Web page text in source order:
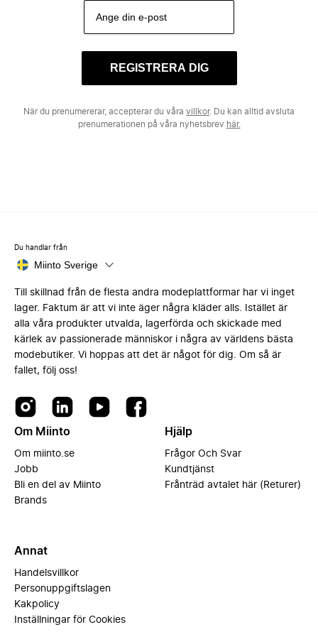
REGISTRERA DIG
När du prenumererar, accepterar du våra villkor. Du kan alltid avsluta
prenumerationen på våra nyhetsbrev här.
Du handlar från
Miinto Sverige
Till skillnad från de flesta andra modeplattformar har vi inget
lager. Faktum är att vi inte äger några kläder alls. Istället är
alla våra produkter utvalda, lagerförda och skickade med
kärlek av passionerade människor i några av världens bästa
modebutiker. Vi hoppas att det är något för dig. Om så är
fallet, följ oss!
Om Miinto
Om miinto.se
Jobb
Bli en del av Miinto
Brands
Hjälp
Frågor Och Svar
Kundtjänst
Frånträd avtalet här (Returer)
Annat
Handelsvillkor
Personuppgiftslagen
Kakpolicy
Inställningar för Cookies